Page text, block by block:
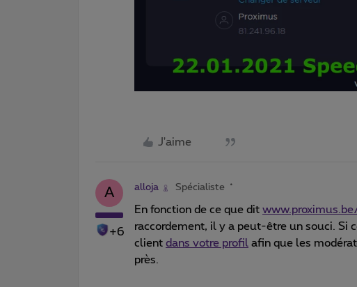
J'aime
A
+6
alloja Spécialiste
En fonction de ce que dit
raccordement, il y a peut-être un souci. Si
client dans votre profil afin que les
près.